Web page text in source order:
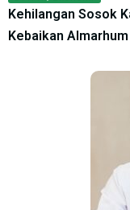
Kehilangan Sosok
Kebaikan